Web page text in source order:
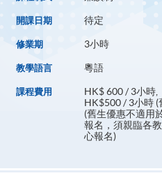
開課日期 待定
修業期 3小時
教學語言 粵語
課程費用
HK$ 600 / 3小時,
HK$500 / 3小時 (
(舊生優惠不適用
報名，須親臨各
心報名)